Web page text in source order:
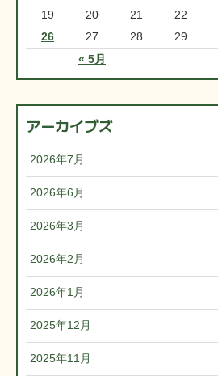
« 5月
19
20 21 22
26
27 28 29
アーカイブズ
2026年7月
2026年6月
2026年3月
2026年2月
2026年1月
2025年12月
2025年11月